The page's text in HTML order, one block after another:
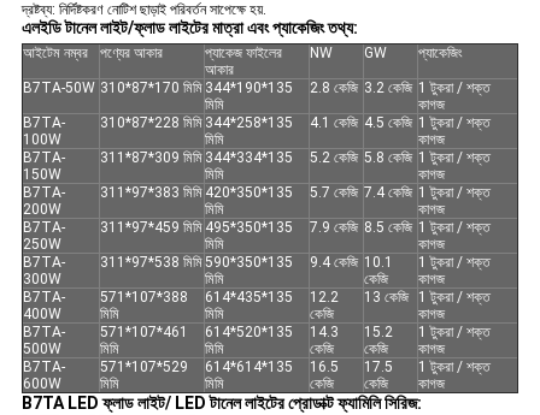
দ্রষ্টব্য: নির্দিষ্টকরণ নোটিশ ছাড়াই পরিবর্তন সাপেক্ষে হয়.
এলইডি টানেল লাইট/ফ্লাড লাইটের মাত্রা এবং প্যাকেজিং তথ্য:
আইটেম নম্বর পণ্যের আকার
প্যাকেজ ফাইলের
আকার
NW GW প্যাকেজিং
B7TA-50W 310*87*170 মিমি 344*190*135
মিমি
2.8 কেজি 3.2 কেজি 1 টুকরা / শক্ত
কাগজ
B7TA-
100W
310*87*228 মিমি 344*258*135
মিমি
4.1 কেজি 4.5 কেজি 1 টুকরা / শক্ত
কাগজ
B7TA-
150W
311*87*309 মিমি 344*334*135
মিমি
5.2 কেজি 5.8 কেজি 1 টুকরা / শক্ত
কাগজ
B7TA-
200W
311*97*383 মিমি 420*350*135
মিমি
5.7 কেজি 7.4 কেজি 1 টুকরা / শক্ত
কাগজ
B7TA-
250W
311*97*459 মিমি 495*350*135
মিমি
7.9 কেজি 8.5 কেজি 1 টুকরা / শক্ত
কাগজ
B7TA-
300W
311*97*538 মিমি590*350*135
মিমি
9.4 কেজি 10.1
কেজি
1 টুকরা / শক্ত
কাগজ
B7TA-
400W
571*107*388
মিমি
614*435*135
মিমি
12.2
কেজি
13 কেজি
1 টুকরা / শক্ত
কাগজ
B7TA-
500W
571*107*461
মিমি
614*520*135
মিমি
14.3
কেজি
15.2
কেজি
1 টুকরা / শক্ত
কাগজ
B7TA-
600W
571*107*529
মিমি
614*614*135
মিমি
16.5
কেজি
17.5
কেজি
1 টুকরা / শক্ত
কাগজ
B7TA LED ফ্লাড লাইট/ LED টানেল লাইটের প্রোডাক্ট ফ্যামিলি সিরিজ: